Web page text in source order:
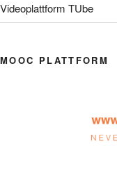
Videoplattform TUbe
MOOC PLATTFORM